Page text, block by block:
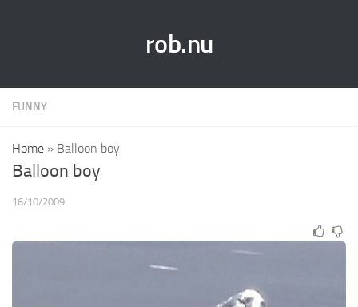
rob.nu
FUNNY
Home » Balloon boy
Balloon boy
16/10/2009